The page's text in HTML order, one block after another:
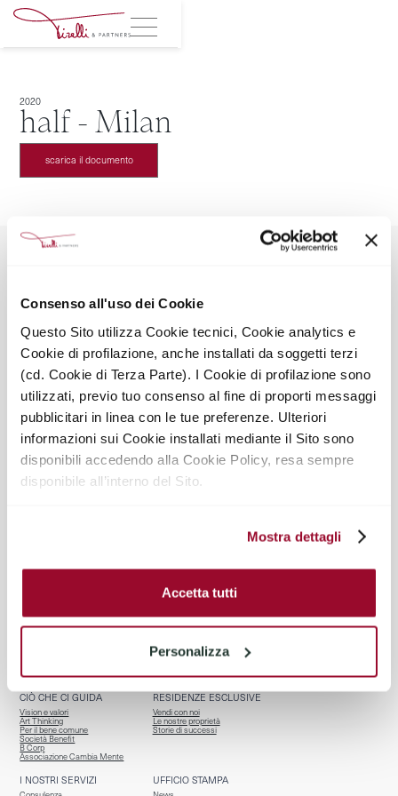
Consenso all'uso dei Cookie
Questo Sito utilizza Cookie tecnici, Cookie analytics e
Cookie di profilazione, anche installati da soggetti terzi
(cd. Cookie di Terza Parte). I Cookie di profilazione sono
utilizzati, previo tuo consenso al fine di proporti messaggi
pubblicitari in linea con le tue preferenze. Ulteriori
informazioni sui Cookie installati mediante il Sito sono
disponibili accedendo alla Cookie Policy, resa sempre
disponibile all’interno del Sito.
Mostra dettagli
Accetta tutti
Personalizza
2020
half - Milan
scarica il documento
Via Leopardi 2, 20123 Milano
Mail: info@tirelliandpartners.pro
Tel: +39028051673
Seguici sui social
@TIRELLI_PARTNERS
BENVENUTI
Contatti
CHI SIAMO
Riconoscimenti
Affiliazioni
CIÒ CHE CI GUIDA
Vision e valori
Art Thinking
Per il bene comune
Società Benefit
B Corp
Associazione Cambia Mente
RESIDENZE ESCLUSIVE
Vendi con noi
Le nostre proprietà
Storie di successi
I NOSTRI SERVIZI UFFICIO STAMPA